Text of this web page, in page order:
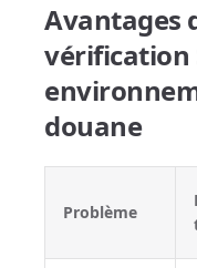
Avantages
vérification
douane
Problème